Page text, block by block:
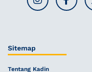
Sitemap
Tentang Kadin